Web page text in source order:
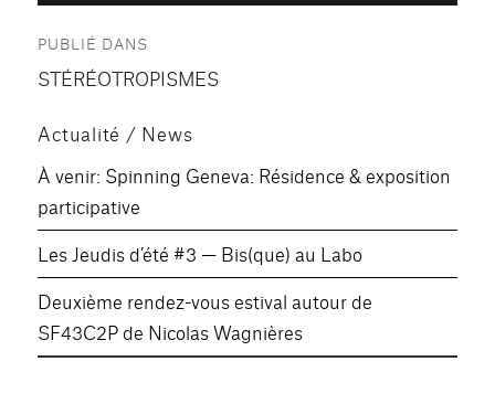
de
PUBLIÉ DANS
STÉRÉOTROPISMES
Actualité / News
À venir: Spinning Geneva: Résidence & exposition
participative
Les Jeudis d’été #3 — Bis(que) au Labo
Deuxième rendez-vous estival autour de
SF43C2P de Nicolas Wagnières